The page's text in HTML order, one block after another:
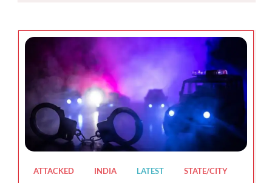
ATTACKED INDIA LATEST STATE/CITY